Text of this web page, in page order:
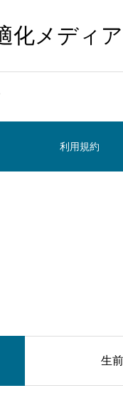
化メディア
利用規約
生